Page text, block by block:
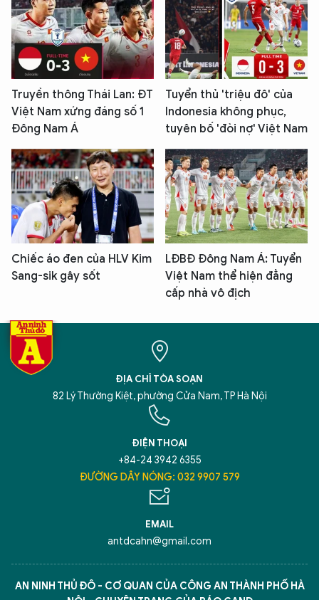
Truyền thông Thái Lan: ĐT
Việt Nam xứng đáng số 1
Đông Nam Á
Tuyển thủ 'triệu đô' của
Indonesia không phục,
tuyên bố 'đòi nợ' Việt Nam
Chiếc áo đen của HLV Kim
Sang-sik gây sốt
LĐBĐ Đông Nam Á: Tuyển
Việt Nam thể hiện đẳng
cấp nhà vô địch
ĐỊA CHỈ TÒA SOẠN
82 Lý Thường Kiệt, phường Cửa Nam, TP Hà Nội
ĐIỆN THOẠI
+84-24 3942 6355
ĐƯỜNG DÂY NÓNG: 032 9907 579
EMAIL
antdcahn@gmail.com
AN NINH THỦ ĐÔ - CƠ QUAN CỦA CÔNG AN THÀNH PHỐ HÀ